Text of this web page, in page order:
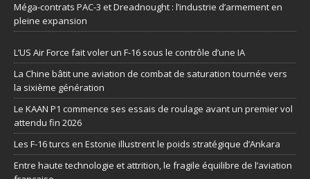
Méga-contrats PAC-3 et Dreadnought : l’industrie d’armement en
pleine expansion
L’US Air Force fait voler un F-16 sous le contrôle d’une IA
La Chine bâtit une aviation de combat de saturation tournée vers
la sixième génération
Le KAAN P1 commence ses essais de roulage avant un premier vol
attendu fin 2026
Les F-16 turcs en Estonie illustrent le poids stratégique d’Ankara
Entre haute technologie et attrition, le fragile équilibre de l’aviation